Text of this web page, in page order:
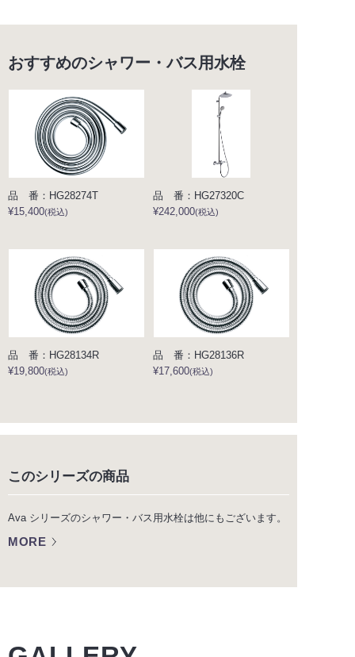
おすすめのシャワー・バス用水栓
品 番：HG28274T
¥15,400(税込)
品 番：HG27320C
¥242,000(税込)
品 番：HG28134R
¥19,800(税込)
品 番：HG28136R
¥17,600(税込)
このシリーズの商品
Ava シリーズのシャワー・バス用水栓は他にもございます。
MORE